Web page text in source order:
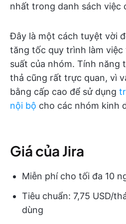
nhất trong danh sách việc
Đây là một cách tuyệt vời
tăng tốc quy trình làm việc
suất của nhóm. Tính năng
thả cũng rất trực quan, vì
bằng cấp cao để sử dụng
nội bộ cho các nhóm kinh
Giá của Jira
Miễn phí cho tối đa 10
Tiêu chuẩn: 7,75 USD/
dùng